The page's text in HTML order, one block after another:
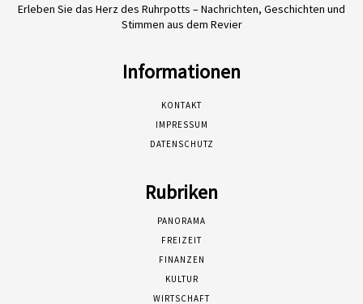
Erleben Sie das Herz des Ruhrpotts – Nachrichten, Geschichten und
Stimmen aus dem Revier
Informationen
KONTAKT
IMPRESSUM
DATENSCHUTZ
Rubriken
PANORAMA
FREIZEIT
FINANZEN
KULTUR
WIRTSCHAFT